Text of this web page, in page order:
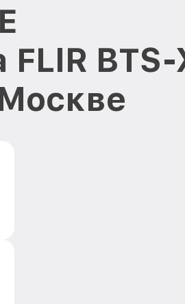
BTS-